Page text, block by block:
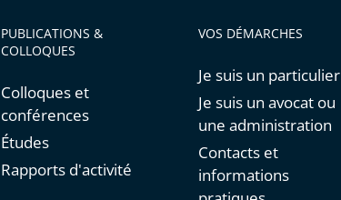
PUBLICATIONS &
COLLOQUES
Colloques et
conférences
Études
Rapports d'activité
VOS DÉMARCHES
Je suis un particulier
Je suis un avocat ou
une administration
Contacts et
informations